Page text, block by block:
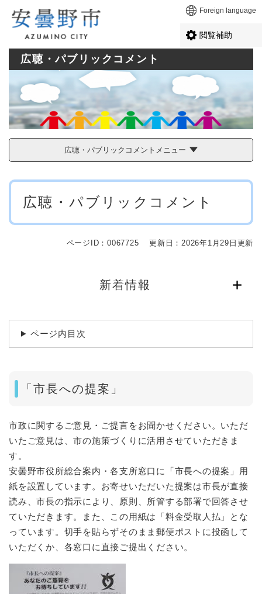
メニューを飛ばして本文へ Foreign language
閲覧補助
広聴・パブリックコメント
広聴・パブリックコメントメニュー
本
広聴・パブリックコメント
ページID：0067725 更新日：2026年1月29日更新
新着情報
ページ内目次
「市長への提案」
市政に関するご意見・ご提言をお聞かせください。いただ
いたご意見は、市の施策づくりに活用させていただきま
す。
安曇野市役所総合案内・各支所窓口に「市長への提案」用
紙を設置しています。お寄せいただいた提案は市長が直接
読み、市長の指示により、原則、所管する部署で回答させ
ていただきます。また、この用紙は「料金受取人払」とな
っています。切手を貼らずそのまま郵便ポストに投函して
いただくか、各窓口に直接ご提出ください。